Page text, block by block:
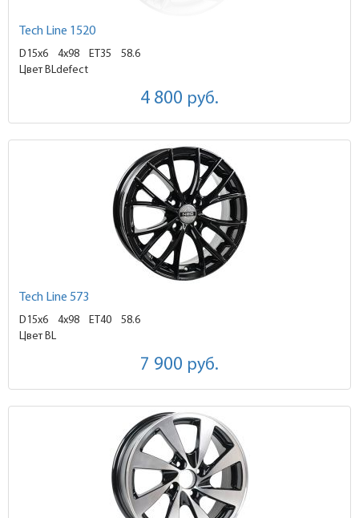
Tech Line 1520
D15x6 4x98 ET35
58.6
Цвет BLdefect
4 800 руб.
Tech Line 573
D15x6 4x98 ET40
58.6
Цвет BL
7 900 руб.